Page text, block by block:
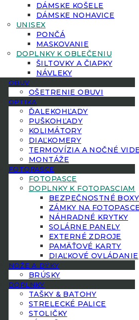
DÁMSKE KOŠELE
DÁMSKE NOHAVICE
UNISEX
PONČÁ
MASKOVANIE
DOPLNKY K OBLEČENIU
ŠILTOVKY A ČIAPKY
NÁVLEKY
OBUV
OŠETRENIE OBUVI
OPTIKA
ĎALEKOHĽADY
PUŠKOHĽADY
KOLIMÁTORY
DIAĽKOMERY
TERMOVÍZIA A NOČNÉ
MONTÁŽE
FOTOPASCE
FOTOPASCE
DOPLNKY K FOTOPASCIAM
BEZPEČNOSTNÉ BOXY
ZÁMKY NA
NÁHRADNÉ KRYTKY
SOLÁRNE PANELY
EXTERNÉ ZDROJE
PAMÄŤOVÉ KARTY
DIAĽKOVÉ OVLÁDANIE
NOŽE A DÝKY
BRÚSKY
DOPLNKY
TAŠKY & BATOHY
STRELECKÉ PALICE
STOLIČKY